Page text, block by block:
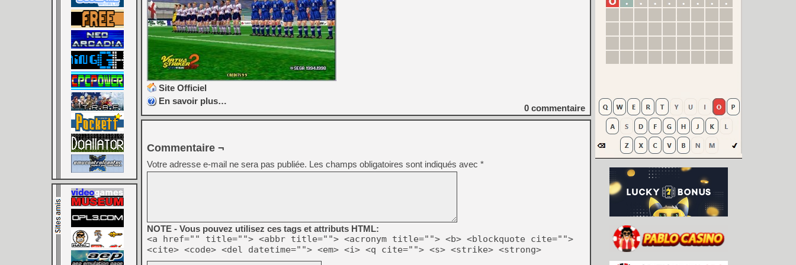
Site Officiel
En savoir plus…
0 commentaire
Commentaire ¬
Votre adresse e-mail ne sera pas publiée. Les champs obligatoires sont indiqués avec *
NOTE - Vous pouvez utilisez ces tags et attributs HTML:
<a href="" title=""> <abbr title=""> <acronym title=""> <b> <blockquote cite="">
<cite> <code> <del datetime=""> <em> <i> <q cite=""> <s> <strike> <strong>